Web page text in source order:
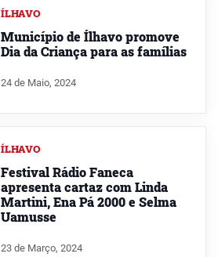
ÍLHAVO
Município de Ílhavo promove
Dia da Criança para as famílias
24 de Maio, 2024
ÍLHAVO
Festival Rádio Faneca
apresenta cartaz com Linda
Martini, Ena Pá 2000 e Selma
Uamusse
23 de Março, 2024